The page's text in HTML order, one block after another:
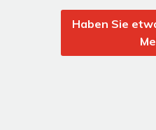
Haben Sie